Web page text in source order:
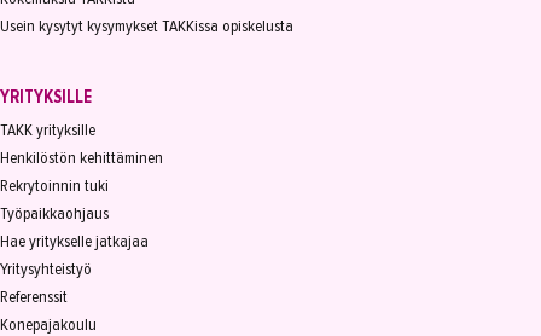
Usein kysytyt kysymykset TAKKissa opiskelusta
YRITYKSILLE
TAKK yrityksille
Henkilöstön kehittäminen
Rekrytoinnin tuki
Työpaikkaohjaus
Hae yritykselle jatkajaa
Yritysyhteistyö
Referenssit
Konepajakoulu